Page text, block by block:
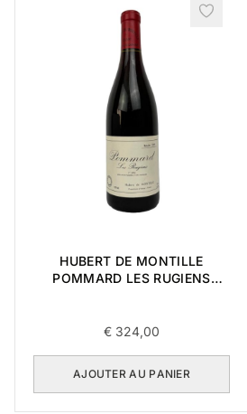
HUBERT DE MONTILLE
POMMARD LES RUGIENS
€ 324,00
AJOUTER AU PANIER